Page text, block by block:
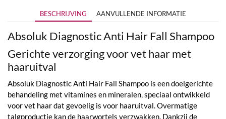
BESCHRIJVING AANVULLENDE INFORMATIE
Absoluk Diagnostic Anti Hair Fall Shampoo
Gerichte verzorging voor vet haar met
haaruitval
Absoluk Diagnostic Anti Hair Fall Shampoo is een doelgerichte
behandeling met vitamines en mineralen, speciaal ontwikkeld
voor vet haar dat gevoelig is voor haaruitval. Overmatige
talgproductie kan de haarwortels verzwakken. Dankzij de